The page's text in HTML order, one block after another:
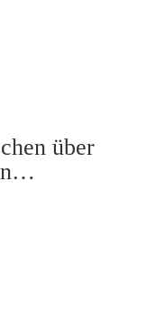
über